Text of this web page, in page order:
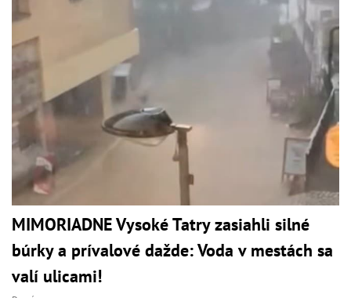
MIMORIADNE Vysoké Tatry zasiahli silné
búrky a prívalové dažde: Voda v mestách sa
valí ulicami!